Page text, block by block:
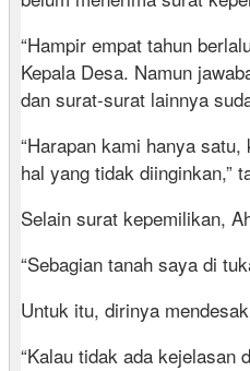
“Hampir empat tahun
Kepala Desa. Namun
dan surat-surat lainnya
“Harapan kami hanya
hal yang tidak diinginkan,”
Selain surat kepemilikan,
“Sebagian tanah saya di
Untuk itu, dirinya
“Kalau tidak ada kejelasan